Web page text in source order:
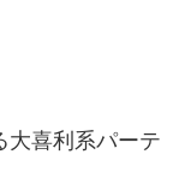
大喜利系パーテ